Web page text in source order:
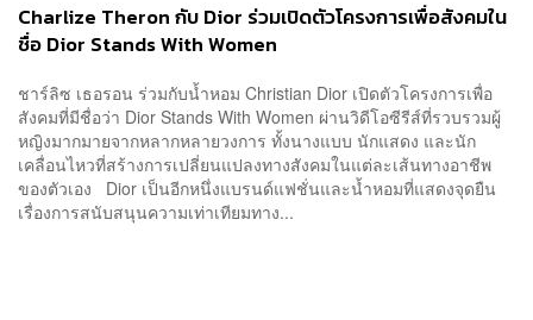
Charlize Theron กับ Dior ร่วมเปิดตัวโครงการเพื่อสังคมใน
ชื่อ Dior Stands With Women
ชาร์ลิซ เธอรอน ร่วมกับน้ำหอม Christian Dior เปิดตัวโครงการเพื่อ
สังคมที่มีชื่อว่า Dior Stands With Women ผ่านวิดีโอซีรีส์ที่รวบรวมผู้
หญิงมากมายจากหลากหลายวงการ ทั้งนางแบบ นักแสดง และนัก
เคลื่อนไหวที่สร้างการเปลี่ยนแปลงทางสังคมในแต่ละเส้นทางอาชีพ
ของตัวเอง Dior เป็นอีกหนึ่งแบรนด์แฟชั่นและน้ำหอมที่แสดงจุดยืน
เรื่องการสนับสนุนความเท่าเทียมทาง...